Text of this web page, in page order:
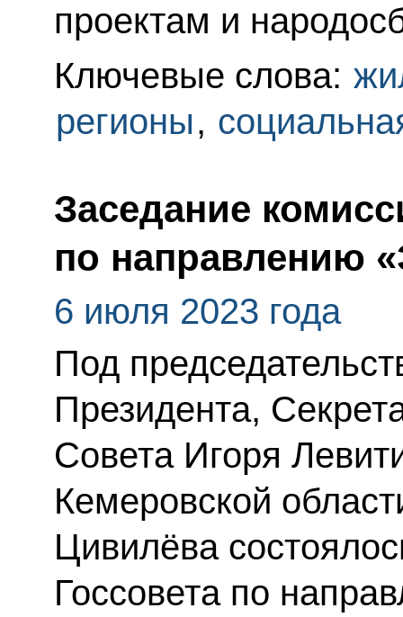
проектам и
Ключевые слова:
регионы,
Заседание
по направлению
6 июля 2023 года
Под
Президента,
Совета Игоря
Кемеровской
Цивилёва
Госсовета по